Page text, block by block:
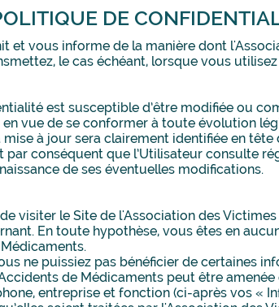
DE
et vous informe de la manière dont
le cas échéant, lorsque vous
est susceptible d’être modifiée ou
vue de se conformer à toute évolution
à jour sera clairement identifiée en
par conséquent que l’Utilisateur consulte
de ses éventuelles modifications.
visiter le Site de l'Association des
En toute hypothèse, vous êtes en
ne puissiez pas bénéficier de certaines
de Médicaments peut être
entreprise et fonction (ci-après vos «